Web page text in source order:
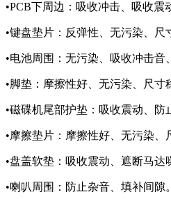
•PCB下周边：吸收冲击、吸收震
•键盘垫片：反弹性、无污染、尺
•电池周围：无污染、吸收冲击音
•脚垫：摩擦性好、无污染、尺寸
•磁碟机尾部护垫：吸收震动、防
•摩擦垫片：摩擦性好、无污染、
•盘盖软垫：吸收震动、遮断马达
•喇叭周围：防止杂音、填补间隙。